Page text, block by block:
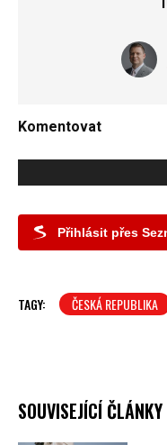
Komentovat
Přihlásit přes
TAGY: ČESKÁ REPUBLIKA
SOUVISEJÍCÍ ČLÁNKY